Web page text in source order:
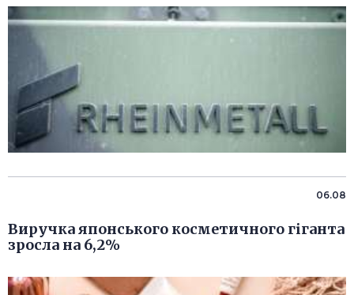
06.08
Виручка японського косметичного гіганта
зросла на 6,2%